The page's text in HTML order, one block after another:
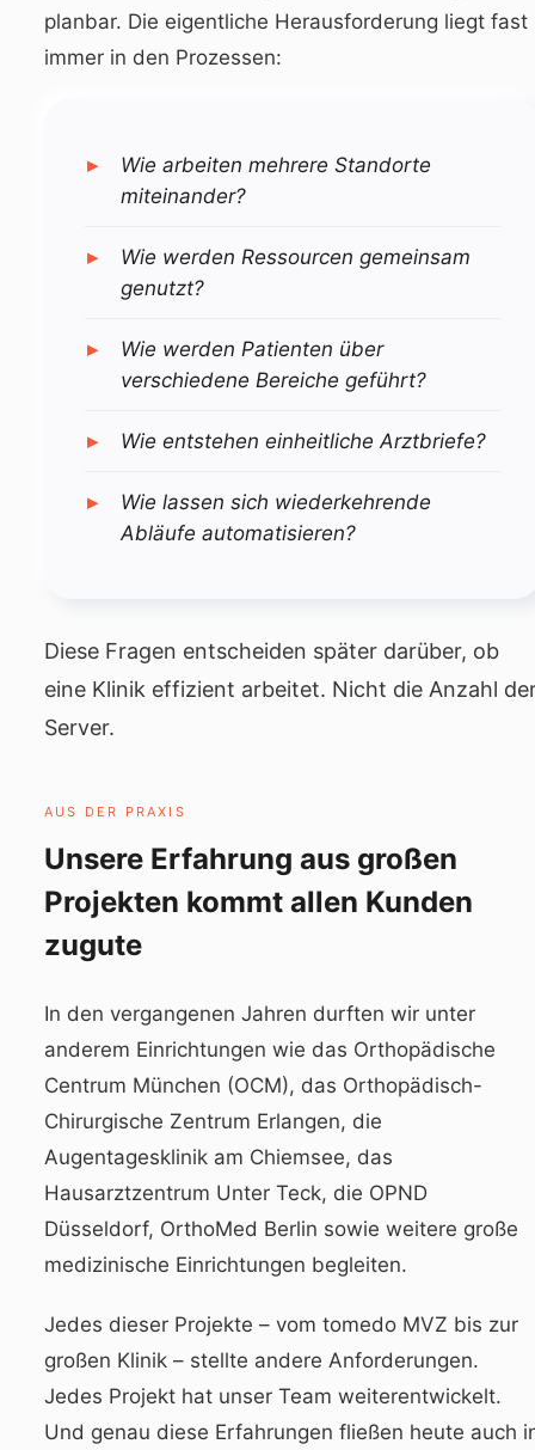
planbar. Die eigentliche Herausforderung liegt fast
immer in den Prozessen:
Wie arbeiten mehrere Standorte
miteinander?
Wie werden Ressourcen gemeinsam
genutzt?
Wie werden Patienten über
verschiedene Bereiche geführt?
Wie entstehen einheitliche Arztbriefe?
Wie lassen sich wiederkehrende
Abläufe automatisieren?
Diese Fragen entscheiden später darüber, ob
eine Klinik effizient arbeitet. Nicht die Anzahl
Server.
AUS DER PRAXIS
Unsere Erfahrung aus großen
Projekten kommt allen Kunden
zugute
In den vergangenen Jahren durften wir unter
anderem Einrichtungen wie das Orthopädische
Centrum München (OCM), das Orthopädisch-
Chirurgische Zentrum Erlangen, die
Augentagesklinik am Chiemsee, das
Hausarztzentrum Unter Teck, die OPND
Düsseldorf, OrthoMed Berlin sowie weitere große
medizinische Einrichtungen begleiten.
Jedes dieser Projekte – vom tomedo MVZ bis zur
großen Klinik – stellte andere Anforderungen.
Jedes Projekt hat unser Team weiterentwickelt.
Und genau diese Erfahrungen fließen heute auch